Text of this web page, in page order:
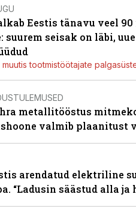
Eestis tänavu veel
suurem seisak on läbi,
tootmistöötajate
metallitööstus
valmib plaanitust
arendatud elektriline
“Ladusin säästud alla ja